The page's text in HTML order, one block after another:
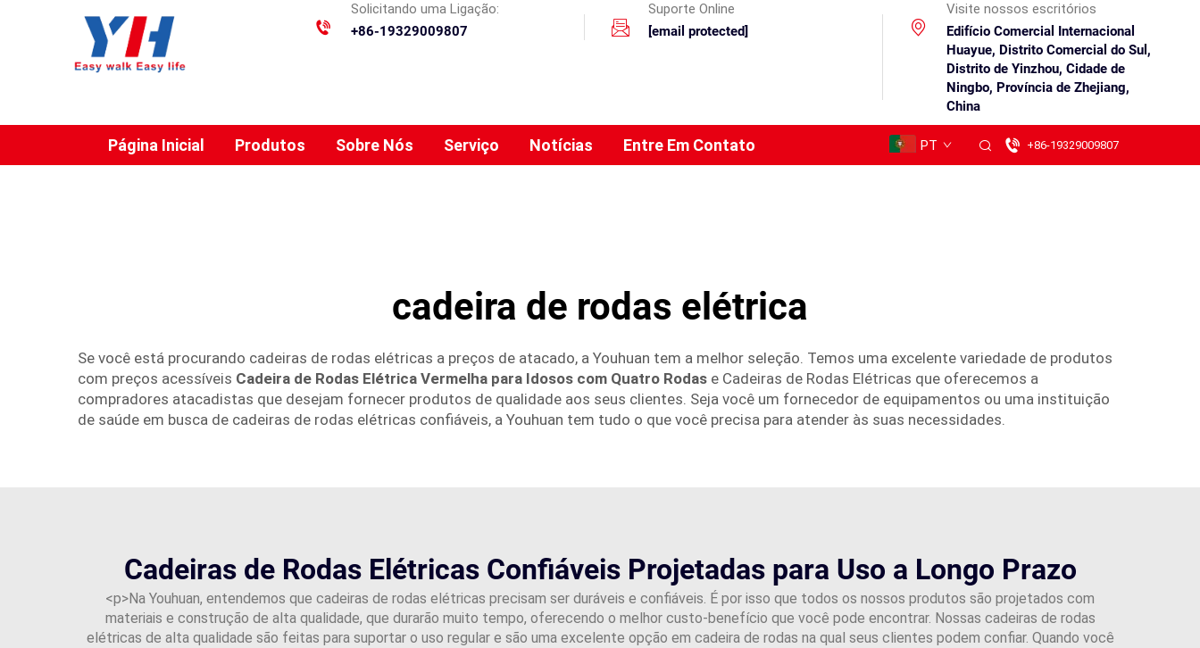
Solicitando uma Ligação:
+86-19329009807
Suporte Online
[email protected]
Visite nossos escritórios
Edifício Comercial Internacional
Huayue, Distrito Comercial do Sul,
Distrito de Yinzhou, Cidade de
Ningbo, Província de Zhejiang,
China
Página Inicial Produtos Sobre Nós Serviço Notícias Entre Em Contato PT +86-19329009807
cadeira de rodas elétrica
Se você está procurando cadeiras de rodas elétricas a preços de atacado, a Youhuan tem a melhor seleção. Temos uma excelente variedade de produtos
com preços acessíveis Cadeira de Rodas Elétrica Vermelha para Idosos com Quatro Rodas e Cadeiras de Rodas Elétricas que oferecemos a
compradores atacadistas que desejam fornecer produtos de qualidade aos seus clientes. Seja você um fornecedor de equipamentos ou uma instituição
de saúde em busca de cadeiras de rodas elétricas confiáveis, a Youhuan tem tudo o que você precisa para atender às suas necessidades.
Cadeiras de Rodas Elétricas Confiáveis Projetadas para Uso a Longo Prazo
<p>Na Youhuan, entendemos que cadeiras de rodas elétricas precisam ser duráveis e confiáveis. É por isso que todos os nossos produtos são projetados com
materiais e construção de alta qualidade, que durarão muito tempo, oferecendo o melhor custo-benefício que você pode encontrar. Nossas cadeiras de rodas
elétricas de alta qualidade são feitas para suportar o uso regular e são uma excelente opção em cadeira de rodas na qual seus clientes podem confiar. Quando você